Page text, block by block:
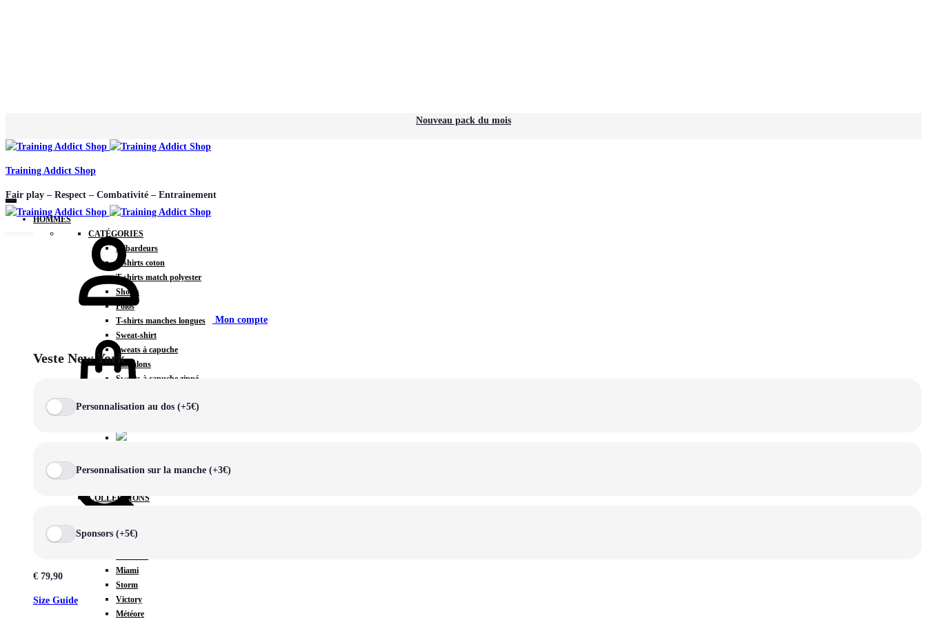
Nouveau pack du mois
Training Addict Shop
Fair play – Respect – Combativité – Entrainement
HOMMES
CATÉGORIES
Débardeurs
T-shirts coton
T-shirts match polyester
Shorts
Polos
T-shirts manches longues
Sweat-shirt
Sweats à capuche
Pantalons
Sweats à capuche zippé
COLLECTIONS SPÉCIALES
COLLECTIONS
TA Court
Miami
Storm
Victory
Météore
Mon compte
Veste New York
Personnalisation au dos (+5€)
Personnalisation sur la manche (+3€)
Sponsors (+5€)
€ 79,90
Size Guide